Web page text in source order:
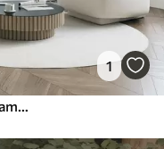
1